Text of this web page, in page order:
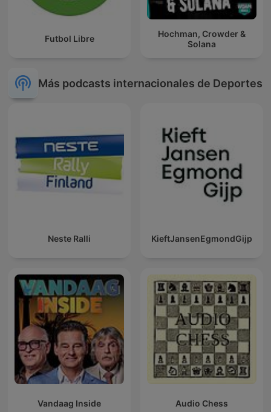
Futbol Libre
Hochman, Crowder &
Solana
Más podcasts internacionales de Deportes
Neste Ralli KieftJansenEgmondGijp
Vandaag Inside Audio Chess